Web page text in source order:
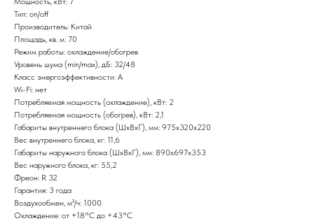
Тип: on/off
Производитель: Китай
Площадь, кв. м: 70
Режим работы: охлаждение/обогрев
Уровень шума (min/max), дБ: 32/48
Класс энергоэффективности: А
Wi-Fi: нет
Потребляемая мощность (охлаждение), кВт: 2
Потребляемая мощность (обогрев), кВт: 2,1
Габариты внутреннего блока (ШxВxГ), мм: 975х320х220
Вес внутреннего блока, кг: 11,6
Габариты наружного блока (ШxВxГ), мм: 890х697х353
Вес наружного блока, кг: 55,2
Фреон: R 32
Гарантия: 3 года
Воздухообмен, м³/ч: 1000
Охлаждение: от +18°С до +43°С